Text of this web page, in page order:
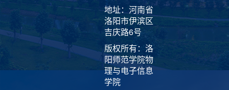
地址：河南省
洛阳市伊滨区
吉庆路6号
版权所有：洛
阳师范学院物
理与电子信息
学院